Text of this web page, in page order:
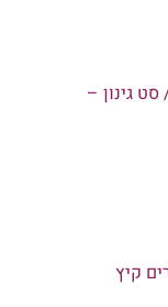
סט גינון –
קיץ